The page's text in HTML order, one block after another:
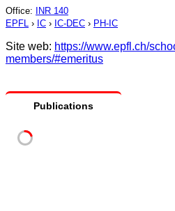
Office:
INR 140
EPFL › IC › IC-DEC › PH-IC
Site web: https://www.epfl.ch/
members/#emeritus
Publications